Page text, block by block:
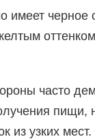
имеет черное
часто
пищи,
из узких